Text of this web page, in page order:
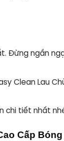
Đừng ngần
Clean Lau
chi tiết nhất
Cấp Bóng